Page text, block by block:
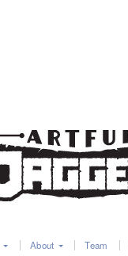
About Team